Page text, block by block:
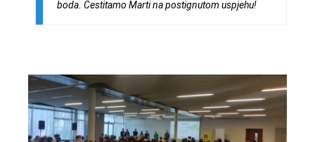
boda. Čestitamo Marti na postignutom uspjehu!